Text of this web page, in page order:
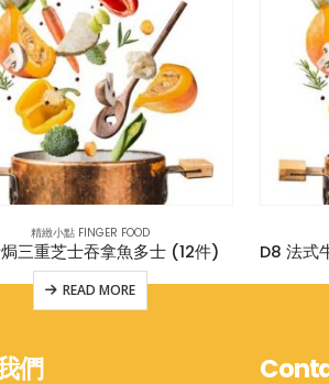
精緻小點 FINGER FOOD
三重芝士吞拿魚多士 (12件)
READ MORE
們